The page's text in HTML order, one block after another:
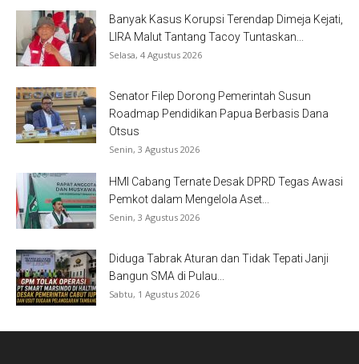
Banyak Kasus Korupsi Terendap Dimeja Kejati,
LIRA Malut Tantang Tacoy Tuntaskan...
Selasa, 4 Agustus 2026
Senator Filep Dorong Pemerintah Susun
Roadmap Pendidikan Papua Berbasis Dana
Otsus
Senin, 3 Agustus 2026
HMI Cabang Ternate Desak DPRD Tegas Awasi
Pemkot dalam Mengelola Aset...
Senin, 3 Agustus 2026
Diduga Tabrak Aturan dan Tidak Tepati Janji
Bangun SMA di Pulau...
Sabtu, 1 Agustus 2026